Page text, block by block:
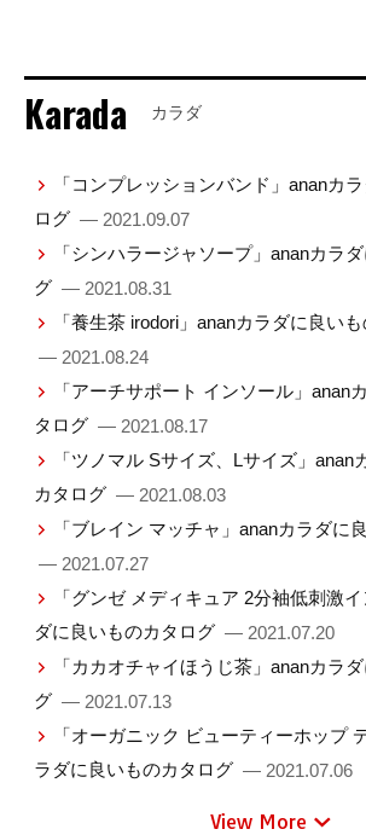
Karada カラダ
「コンプレッションバンド」ananカ
ログ — 2021.09.07
「シンハラージャソープ」ananカラ
グ — 2021.08.31
「養生茶 irodori」ananカラダに良い
— 2021.08.24
「アーチサポート インソール」anan
タログ — 2021.08.17
「ツノマル Sサイズ、Lサイズ」anan
カタログ — 2021.08.03
「ブレイン マッチャ」ananカラダに
— 2021.07.27
「グンゼ メディキュア 2分袖低刺激
ダに良いものカタログ — 2021.07.20
「カカオチャイほうじ茶」ananカラ
グ — 2021.07.13
「オーガニック ビューティーホップ
ラダに良いものカタログ — 2021.07.06
View More